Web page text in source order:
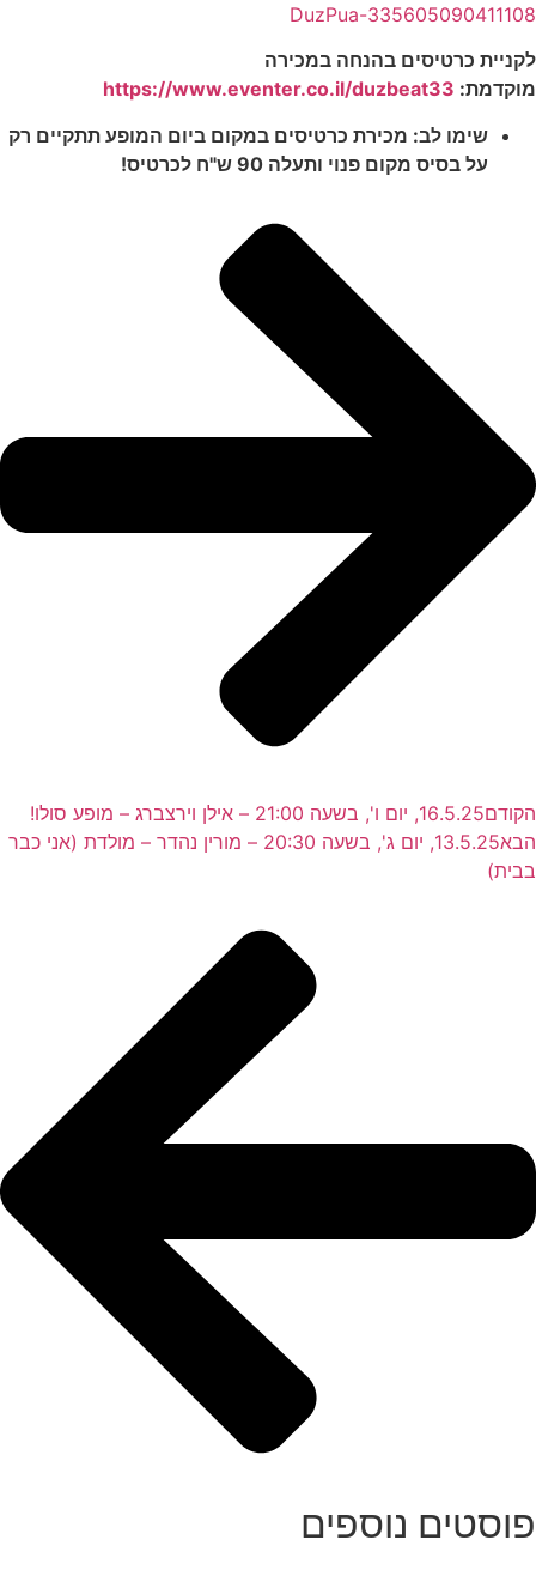
DuzPua-335605090411108
לקניית כרטיסים בהנחה במכירה
מוקדמת: https://www.eventer.co.il/duzbeat33
שימו לב: מכירת כרטיסים במקום ביום המופע תתקיים רק
על בסיס מקום פנוי ותעלה 90 ש"ח לכרטיס!
הקודם16.5.25, יום ו', בשעה 21:00 – אילן וירצברג – מופע סולו!
הבא
13.5.25, יום ג', בשעה 20:30 – מורין נהדר – מולדת (אני כבר
בבית)
פוסטים נוספים